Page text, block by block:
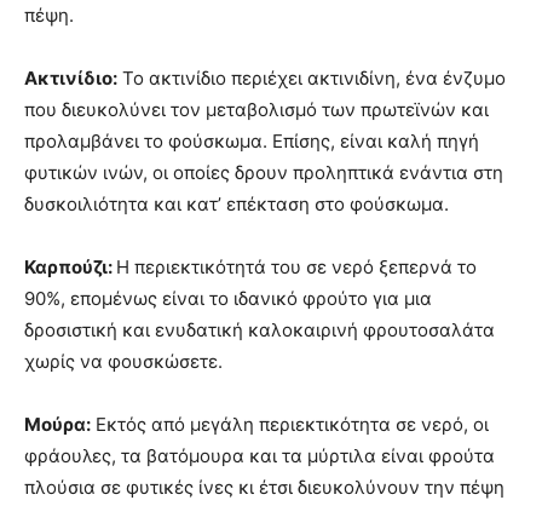
πέψη.
Ακτινίδιο: Το ακτινίδιο περιέχει ακτινιδίνη, ένα ένζυμο
που διευκολύνει τον μεταβολισμό των πρωτεϊνών και
προλαμβάνει το φούσκωμα. Επίσης, είναι καλή πηγή
φυτικών ινών, οι οποίες δρουν προληπτικά ενάντια στη
δυσκοιλιότητα και κατ’ επέκταση στο φούσκωμα.
Καρπούζι: Η περιεκτικότητά του σε νερό ξεπερνά το
90%, επομένως είναι το ιδανικό φρούτο για μια
δροσιστική και ενυδατική καλοκαιρινή φρουτοσαλάτα
χωρίς να φουσκώσετε.
Μούρα: Εκτός από μεγάλη περιεκτικότητα σε νερό, οι
φράουλες, τα βατόμουρα και τα μύρτιλα είναι φρούτα
πλούσια σε φυτικές ίνες κι έτσι διευκολύνουν την πέψη